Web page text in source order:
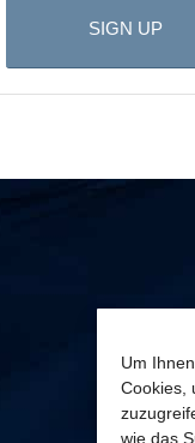
Um
Cookies,
wie das
SIGN UP